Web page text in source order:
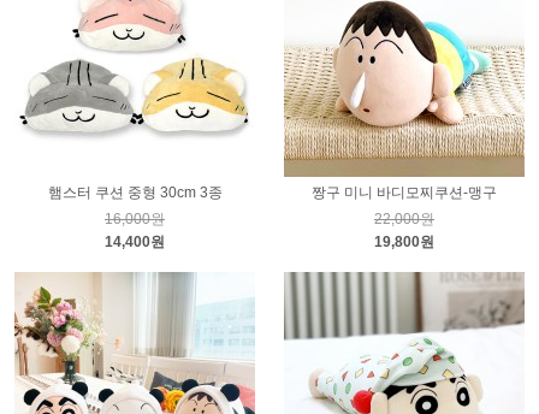
햄스터 쿠션 중형 30cm 3종
16,000원
14,400원
짱구 미니 바디모찌쿠션-맹구
22,000원
19,800원